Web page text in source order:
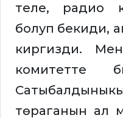
теле, радио
болуп бекиди,
киргизди.
комитетте
төраганын ал